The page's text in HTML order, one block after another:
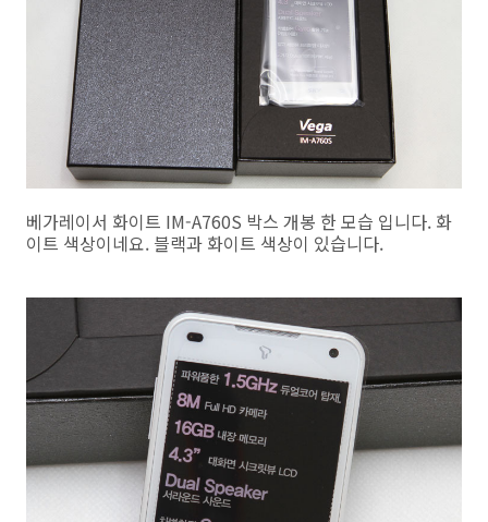
베가레이서 화이트 IM-A760S 박스 개봉 한 모습 입니다. 화
이트 색상이네요. 블랙과 화이트 색상이 있습니다.